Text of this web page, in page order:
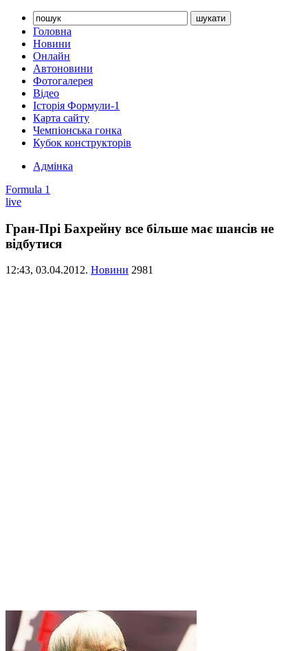
Головна
Новини
Онлайн
Автоновини
Фотогалерея
Відео
Історія Формули-1
Карта сайту
Чемпіонська гонка
Кубок конструкторів
Адмінка
Formula 1
live
Гран-Прі Бахрейну все більше має шансів не
відбутися
12:43, 03.04.2012. Новини 2981